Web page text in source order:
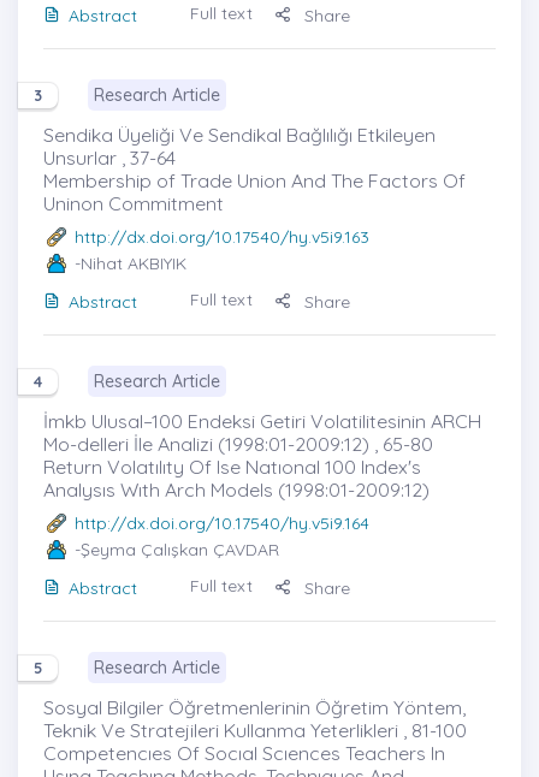
Abstract
Full text Share
3 Research Article
Sendika Üyeliği Ve Sendikal Bağlılığı Etkileyen
Unsurlar , 37-64
Membership of Trade Union And The Factors Of
Uninon Commitment
http://dx.doi.org/10.17540/hy.v5i9.163
-Nihat AKBIYIK
Abstract
Full text Share
4 Research Article
İmkb Ulusal–100 Endeksi Getiri Volatilitesinin ARCH
Mo-delleri İle Analizi (1998:01-2009:12) , 65-80
Return Volatılıty Of Ise Natıonal 100 Index's
Analysıs Wıth Arch Models (1998:01-2009:12)
http://dx.doi.org/10.17540/hy.v5i9.164
-Şeyma Çalışkan ÇAVDAR
Abstract
Full text Share
5 Research Article
Sosyal Bilgiler Öğretmenlerinin Öğretim Yöntem,
Teknik Ve Stratejileri Kullanma Yeterlikleri , 81-100
Competencıes Of Socıal Scıences Teachers In